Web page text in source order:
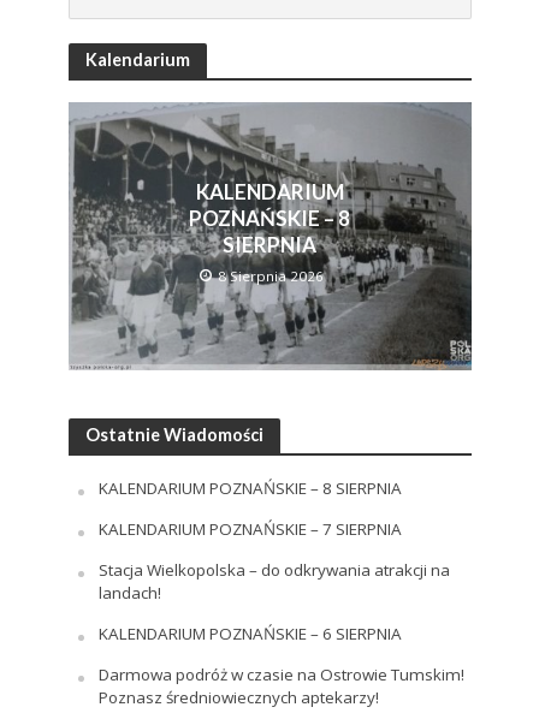
Kalendarium
KALENDARIUM
POZNAŃSKIE – 8
SIERPNIA
8 Sierpnia 2026
Ostatnie Wiadomości
KALENDARIUM POZNAŃSKIE – 8 SIERPNIA
KALENDARIUM POZNAŃSKIE – 7 SIERPNIA
Stacja Wielkopolska – do odkrywania atrakcji na
landach!
KALENDARIUM POZNAŃSKIE – 6 SIERPNIA
Darmowa podróż w czasie na Ostrowie Tumskim!
Poznasz średniowiecznych aptekarzy!